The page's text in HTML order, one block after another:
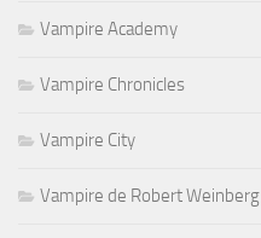
Vampire Academy
Vampire Chronicles
Vampire City
Vampire de Robert Weinberg